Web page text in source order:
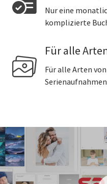
Nur eine
komplizierte
Für alle
Für alle Arten